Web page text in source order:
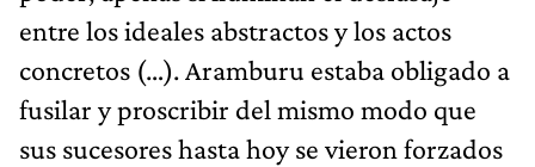
entre los ideales abstractos y los actos
concretos (…). Aramburu estaba obligado a
fusilar y proscribir del mismo modo que
sus sucesores hasta hoy se vieron forzados